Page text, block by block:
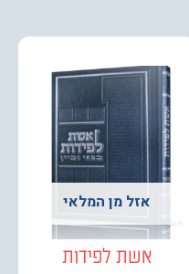
אזל מן המלאי
אשת לפידות